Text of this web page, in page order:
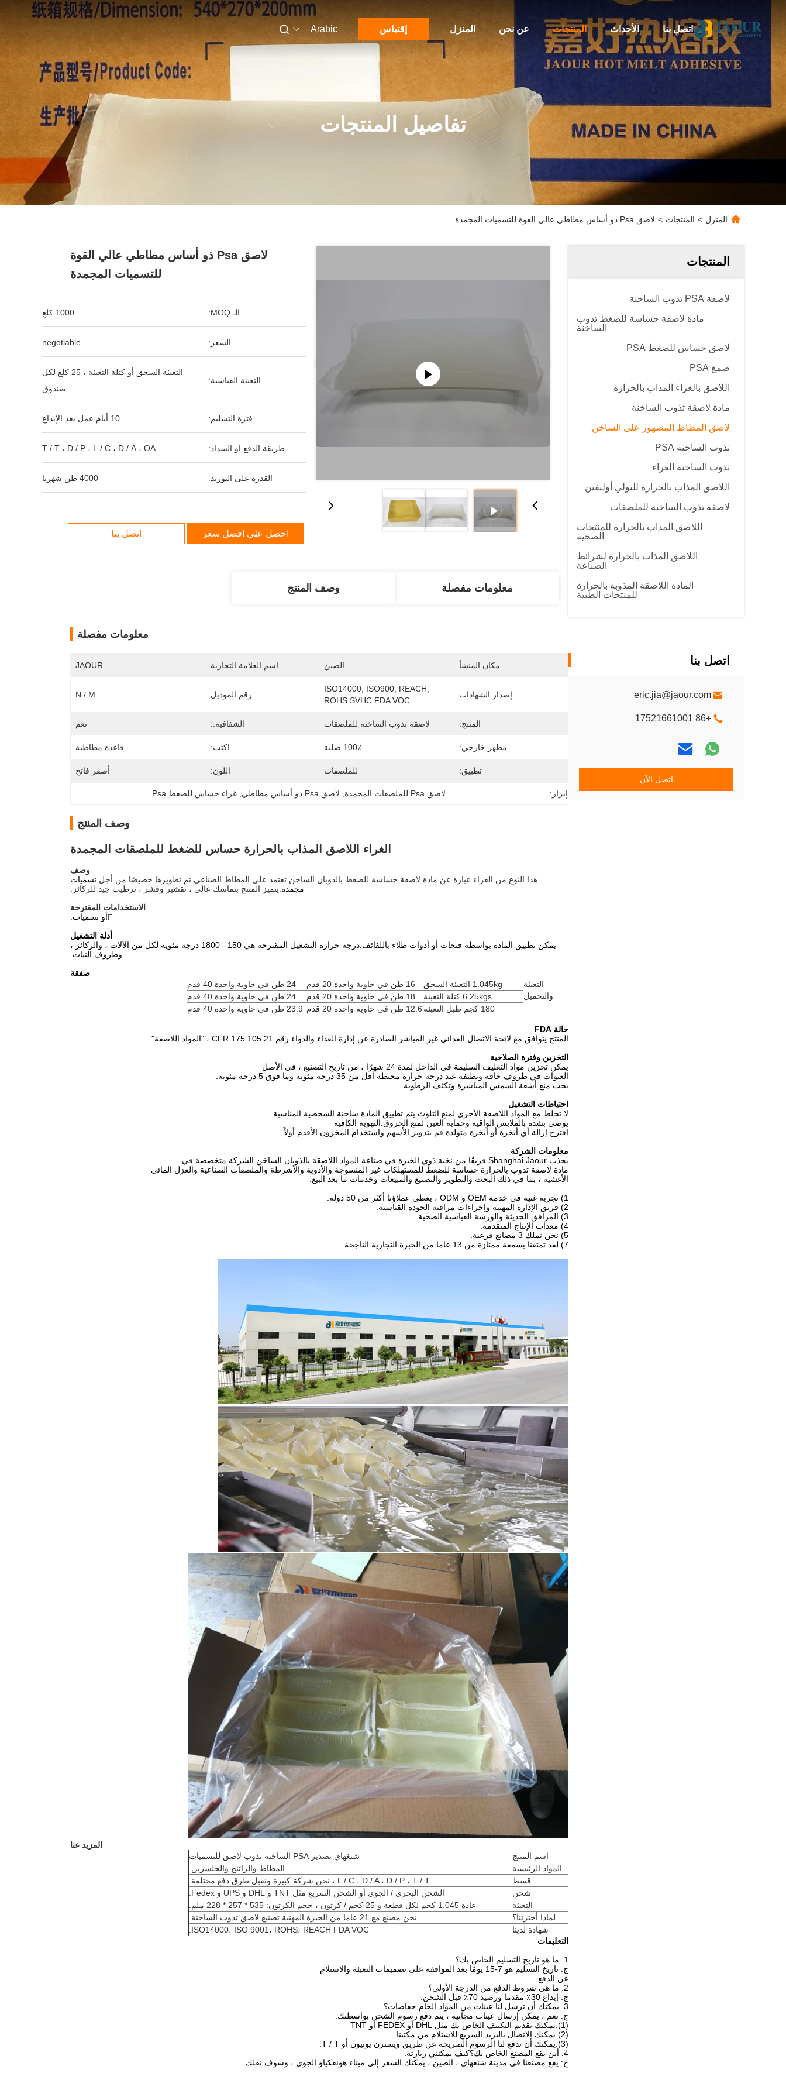
المنزل عن نحن المنتجات الأحداث اتصل بنا إقتباس Arabic
تفاصيل المنتجات
المنزل > المنتجات > لاصق Psa ذو أساس مطاطي عالي القوة للتسميات المجمدة
المنتجات
لاصقة PSA تذوب الساخنة
مادة لاصقة حساسة للضغط تذوب
الساخنة
لاصق حساس للضغط PSA
صمغ PSA
اللاصق بالغراء المذاب بالحرارة
مادة لاصقة تذوب الساخنة
لاصق المطاط المصهور على الساخن
تذوب الساخنة PSA
تذوب الساخنة الغراء
اللاصق المذاب بالحرارة للبولي أوليفين
لاصقة تذوب الساخنة للملصقات
اللاصق المذاب بالحرارة للمنتجات
الصحية
اللاصق المذاب بالحرارة لشرائط
الصناعة
المادة اللاصقة المذوبة بالحرارة
للمنتجات الطبية
اتصل بنا
eric.jia@jaour.com
+86 17521661001
اتصل الآن
لاصق Psa ذو أساس مطاطي عالي القوة
للتسميات المجمدة
الـ MOQ: 1000 كلغ
السعر: negotiable
التعبئة القياسية:
التعبئة السجق أو كتلة التعبئة ، 25 كلغ لكل
صندوق
فترة التسليم: 10 أيام عمل بعد الإيداع
طريقة الدفع او السداد: T / T ، D / P ، L / C ، D / A ، OA
القدرة على التوريد: 4000 طن شهريا
احصل على افضل سعر اتصل بنا
معلومات مفصلة وصف المنتج
معلومات مفصلة
مكان المنشأ الصين اسم العلامة التجارية JAOUR
إصدار الشهادات
ISO14000, ISO900, REACH,
ROHS SVHC FDA VOC
رقم الموديل N / M
المنتج: لاصقة تذوب الساخنة للملصقات الشفافية:: نعم
مظهر خارجي: 100٪ صلبة اكتب: قاعدة مطاطية
تطبيق: للملصقات اللون: أصفر فاتح
إبراز: لاصق Psa للملصقات المجمدة لاصق Psa ذو أساس مطاطي , غراء حساس للضغط Psa
وصف المنتج
الغراء اللاصق المذاب بالحرارة حساس للضغط للملصقات المجمدة
وصف
هذا النوع من الغراء عبارة عن مادة لاصقة حساسة للضغط بالذوبان الساخن تعتمد على المطاط الصناعي تم تطويرها خصيصًا من أجل تسميات
مجمدة .يتميز المنتج بتماسك عالي ، تقشير وقشر ، ترطيب جيد للركائز.
الاستخدامات المقترحة
Fأو تسميات.
أدلة التشغيل
يمكن تطبيق المادة بواسطة فتحات أو أدوات طلاء باللفائف.درجة حرارة التشغيل المقترحة هي 150 - 1800 درجة مئوية لكل من الآلات ، والركائز ،
وظروف النبات.
صفقة
التعبئة
والتحميل
1.045kg التعبئة السجق 16 طن في حاوية واحدة 20 قدم
24 طن في حاوية واحدة 40 قدم
6.25kgs كتلة التعبئة
18 طن في حاوية واحدة 20 قدم
24 طن في حاوية واحدة 40 قدم
180 كجم طبل التعبئة
12.6 طن في حاوية واحدة 20 قدم 23.9 طن في حاوية واحدة 40 قدم
حالة FDA
المنتج يتوافق مع لائحة الاتصال الغذائي غير المباشر الصادرة عن إدارة الغذاء والدواء رقم 21 CFR 175.105 ، "المواد اللاصقة".
التخزين وفترة الصلاحية
يمكن تخزين مواد التغليف السليمة في الداخل لمدة 24 شهرًا ، من تاريخ التصنيع ، في الأصل
العبوات في ظروف جافة ونظيفة عند درجة حرارة محيطة أقل من 35 درجة مئوية وما فوق 5 درجة مئوية.
يجب منع أشعة الشمس المباشرة وتكثف الرطوبة.
احتياطات التشغيل
لا تخلط مع المواد اللاصقة الأخرى لمنع التلوث.يتم تطبيق المادة ساخنة.الشخصية المناسبة
يوصى بشدة بالملابس الواقية وحماية العين لمنع الحروق.التهوية الكافية
اقترح إزالة أي أبخرة أو أبخرة متولدة.قم بتدوير الأسهم واستخدام المخزون الأقدم أولاً.
معلومات الشركة
يجذب Shanghai Jaour فريقًا من نخبة ذوي الخبرة في صناعة المواد اللاصقة بالذوبان الساخن.الشركة متخصصة في
مادة لاصقة تذوب بالحرارة حساسة للضغط للمستهلكات غير المنسوجة والأدوية والأشرطة والملصقات الصناعية والعزل المائي
الأغشية ، بما في ذلك البحث والتطوير والتصنيع والمبيعات وخدمات ما بعد البيع.
1) تجربة غنية في خدمة OEM و ODM ، يغطي عملاؤنا أكثر من 50 دولة.
2) فريق الإدارة المهنية وإجراءات مراقبة الجودة القياسية.
3) المرافق الحديثة والورشة القياسية الصحية.
4) معدات الإنتاج المتقدمة.
5) نحن نملك 3 مصانع فرعية.
7) لقد تمتعنا بسمعة ممتازة من 13 عاما من الخبرة التجارية الناجحة.
المزيد عنا
اسم المنتج
شنغهاي تصدير PSA الساخنه نذوب لاصق للتسميات
المواد الرئيسية
المطاط والراتنج والجلسرين.
قسط
L / C ، D / A ، D / P ، T / T ، نحن شركة كبيرة ونقبل طرق دفع مختلفة.
شحن
الشحن البحري / الجوي أو الشحن السريع مثل TNT و DHL و UPS و Fedex.
التعبئة
عادة 1.045 كجم لكل قطعة و 25 كجم / كرتون ، حجم الكرتون: 535 * 257 * 228 ملم.
لماذا أخترتنا؟
نحن مصنع مع 21 عاما من الخبرة المهنية تصنيع لاصق تذوب الساخنة.
شهادة لدينا
ISO14000، ISO 9001، ROHS، REACH FDA VOC.
التعليمات
1. ما هو تاريخ التسليم الخاص بك؟
ج: تاريخ التسليم هو 7-15 يومًا بعد الموافقة على تصميمات التعبئة والاستلام
عن الدفع.
2. ما هي شروط الدفع من الدرجة الأولى؟
ج: إيداع 30٪ مقدما ورصيد 70٪ قبل الشحن.
3. يمكنك أن ترسل لنا عينات من المواد الخام حفاضات؟
ج: نعم ، يمكن إرسال عينات مجانية ، يتم دفع رسوم الشحن بواسطتك.
(1).يمكنك تقديم التكييف الخاص بك مثل DHL أو FEDEX أو TNT
(2).يمكنك الاتصال بالبريد السريع للاستلام من مكتبنا.
(3).يمكنك أن تدفع لنا الرسوم الصريحة عن طريق ويسترن يونيون أو T / T.
4. أين يقع المصنع الخاص بك؟كيف يمكنني زيارته.
ج: يقع مصنعنا في مدينة شنغهاي ، الصين ، يمكنك السفر إلى ميناء هونغكياو الجوي ، وسوف نقلك.